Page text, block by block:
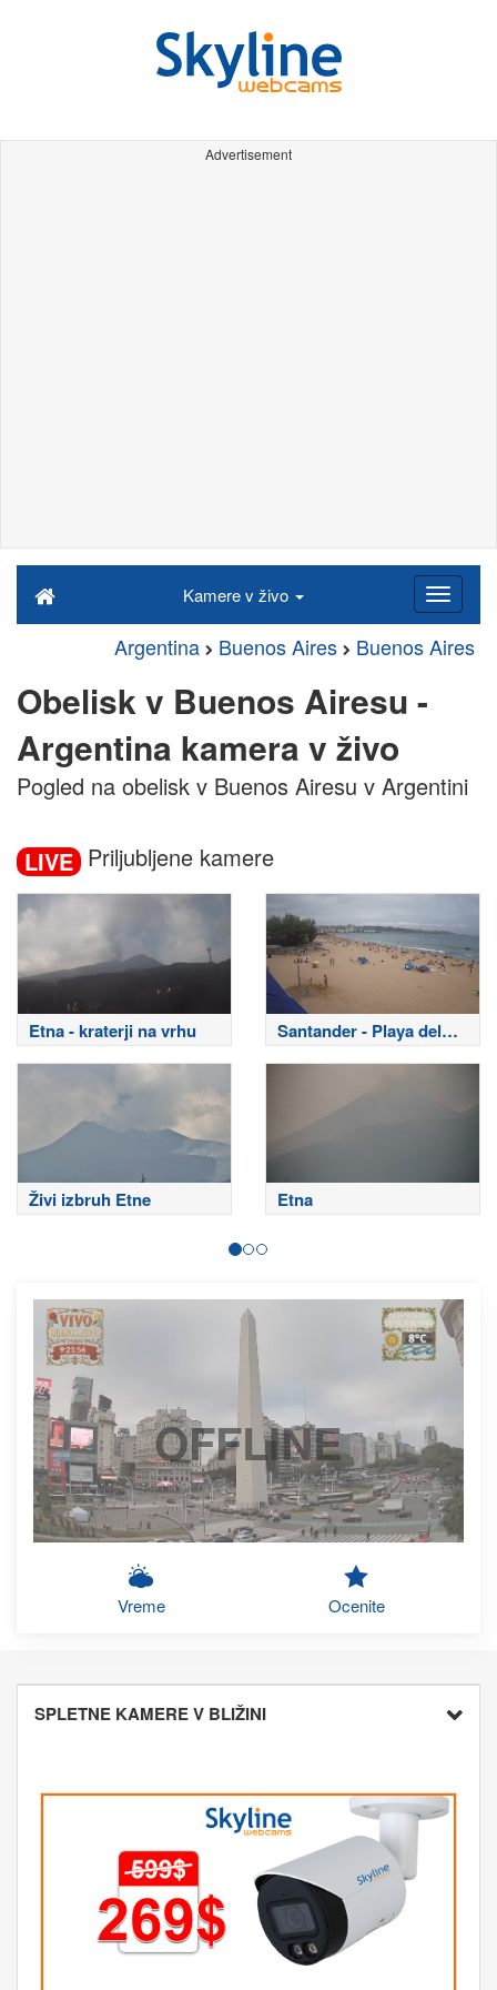
Advertisement
Kamere v živo
Argentina Buenos Aires Buenos Aires
Obelisk v Buenos Airesu -
Argentina kamera v živo
Pogled na obelisk v Buenos Airesu v Argentini
LIVE Priljubljene kamere
Etna - kraterji na vrhu
Santander - Playa del
Sardinero
Živi izbruh Etne Etna
OFFLINE
Vreme Ocenite
SPLETNE KAMERE V BLIŽINI